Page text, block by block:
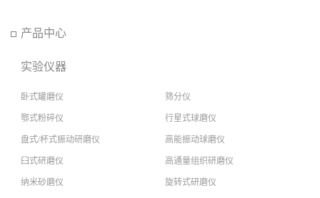
产品中心
实验仪器
卧式罐磨仪 筛分仪
鄂式粉碎仪 行星式球磨仪
盘式/杯式振动研磨仪 高能振动球磨仪
臼式研磨仪 高通量组织研磨仪
纳米砂磨仪 旋转式研磨仪